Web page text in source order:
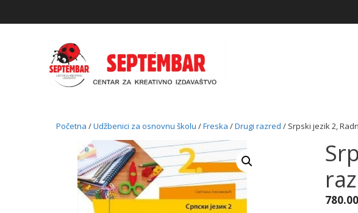
to
Početna /Udžbenici za osnovnu školu /Freska /Drugi razred / Srpski jezik 2,
780.00